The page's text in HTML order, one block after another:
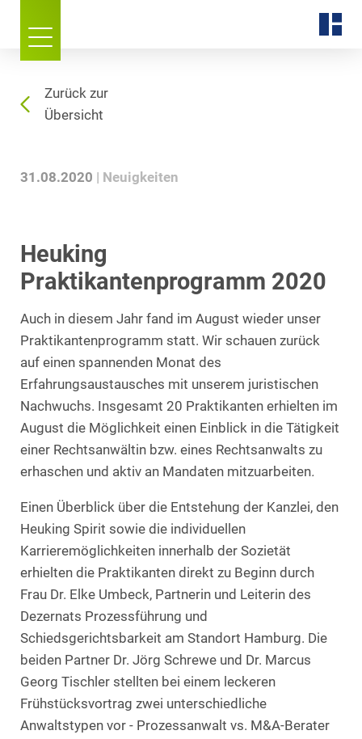
Zurück zur
Übersicht
31.08.2020 Neuigkeiten
Heuking
Praktikantenprogramm 2020
Auch in diesem Jahr fand im August wieder unser
Praktikantenprogramm statt. Wir schauen zurück
auf einen spannenden Monat des
Erfahrungsaustausches mit unserem juristischen
Nachwuchs. Insgesamt 20 Praktikanten erhielten im
August die Möglichkeit einen Einblick in die Tätigkeit
einer Rechtsanwältin bzw. eines Rechtsanwalts zu
erhaschen und aktiv an Mandaten mitzuarbeiten.
Einen Überblick über die Entstehung der Kanzlei, den
Heuking Spirit sowie die individuellen
Karrieremöglichkeiten innerhalb der Sozietät
erhielten die Praktikanten direkt zu Beginn durch
Frau Dr. Elke Umbeck, Partnerin und Leiterin des
Dezernats Prozessführung und
Schiedsgerichtsbarkeit am Standort Hamburg. Die
beiden Partner Dr. Jörg Schrewe und Dr. Marcus
Georg Tischler stellten bei einem leckeren
Frühstücksvortrag zwei unterschiedliche
Anwaltstypen vor - Prozessanwalt vs. M&A-Berater